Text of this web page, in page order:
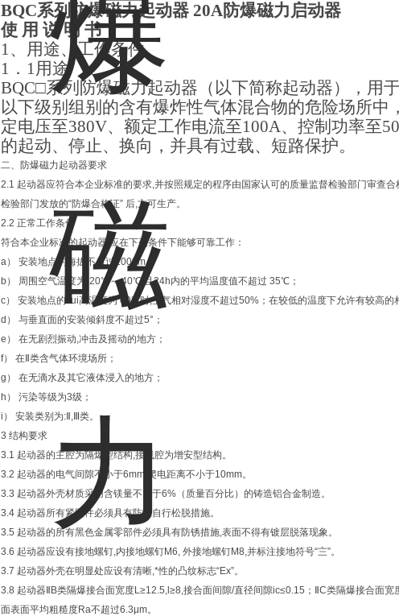
BQC系列防爆磁力起动器 20A防爆磁力启动器
使 用 说 明 书
1、 用途、工作条件
1 ．1用途
BQC□系列防爆磁力起动器（以下简称起动器），用
以下级别组别的含有爆炸性气体混合物的危险场所中
定电压至380V、额定工作电流至100A、控制功率至
的起动、停止、换向，并具有过载、短路保护。
二、防爆磁力起动器要求
2.1 起动器应符合本企业标准的要求,并按照规定的程序由国家认可的质量监督检验部门审查
检验部门发放的“防爆合格证” 后,方可生产。
2.2 正常工作条件
符合本企业标准的起动器,应在下列条件下能够可靠工作：
a） 安装地点的海拔不超过2000m；
b） 周围空气温度为-20℃～ 40℃,且24h内的平均温度值不超过 35℃；
c） 安装地点的zui高温度为 40℃时,空气相对湿度不超过50%；在较低的温度下允许有较高的
d） 与垂直面的安装倾斜度不超过5°；
e） 在无剧烈振动,冲击及摇动的地方；
f） 在Ⅱ类含气体环境场所；
g） 在无滴水及其它液体浸入的地方；
h） 污染等级为3级；
i） 安装类别为:Ⅱ,Ⅲ类。
3 结构要求
3.1 起动器的主腔为隔爆型结构,接线腔为增安型结构。
3.2 起动器的电气间隙不小于6mm,爬电距离不小于10mm。
3.3 起动器外壳材质采用含镁量不大于6%（质量百分比）的铸造铝合金制造。
3.4 起动器所有紧固件必须具有防止自行松脱措施。
3.5 起动器的所有黑色金属零部件必须具有防锈措施,表面不得有镀层脱落现象。
3.6 起动器应设有接地螺钉,内接地螺钉M6, 外接地螺钉M8,并标注接地符号“〨”。
3.7 起动器外壳在明显处应设有清晰,*性的凸纹标志“Ex”。
3.8 起动器ⅡB类隔爆接合面宽度L≥12.5,l≥8,接合面间隙/直径间隙ic≤0.15；ⅡC类隔爆接合面
面表面平均粗糙度Ra不超过6.3μm。